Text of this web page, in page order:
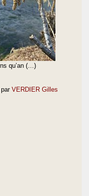
qu’an (…)
VERDIER Gilles